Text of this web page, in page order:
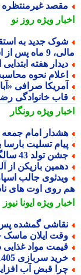
غیرمنتظره
ویژهروز نو
جدید به
پس از استعفا
هفته ابتدایی
نحوه محاسبه
صرافی «آبان
خانوادگی رضا
ویژهرونگار
امام جمعه
تسلیت بارسا
تولد 43 سالگی لیلا اوتادی با یک سورپرایز ویژه + فیلم
بازیکن از
جالب
روی اوت های
ویژهایونا نیوز
گمشده پس از 400 سال دوباره خبرساز شد!
ایلان ماسک
مواد غذایی
سربازی 1405؛ طرح جدید مجلس به کجا رسید؟+ قیمت خرید
قبض آب افزایش